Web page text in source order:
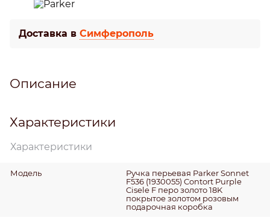
Доставка в Симферополь
Описание
Характеристики
Характеристики
Модель
Ручка перьевая Parker Sonnet
F536 (1930055) Contort Purple
Cisele F перо золото 18K
покрытое золотом розовым
подарочная коробка